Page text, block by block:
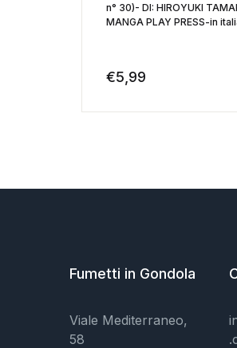
n° 30)- DI: HIROYUKI
MANGA PLAY PRESS-in
€5,99
Fumetti in Gondola
Viale Mediterraneo,
58